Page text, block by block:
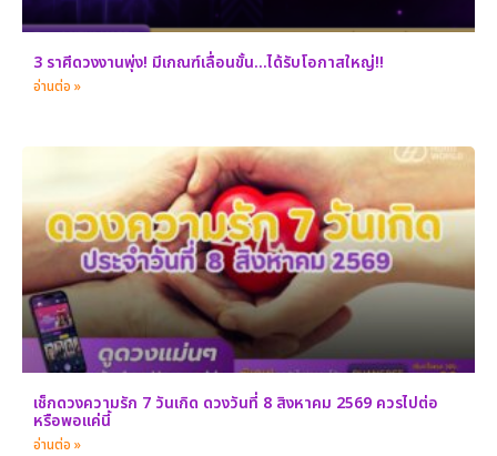
3 ราศีดวงงานพุ่ง! มีเกณฑ์เลื่อนขั้น…ได้รับโอกาสใหญ่!!
อ่านต่อ »
เช็กดวงความรัก 7 วันเกิด ดวงวันที่ 8 สิงหาคม 2569 ควรไปต่อ
หรือพอแค่นี้
อ่านต่อ »